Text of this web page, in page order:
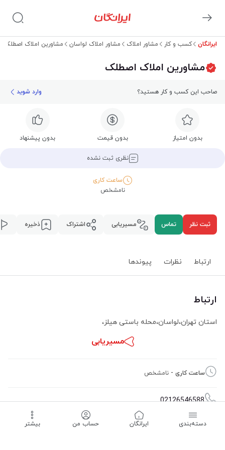
ایرانگان کسب و کار مشاور املاک مشاور املاک لواسان مشاورین املاک اصطلک
مشاورین املاک اصطلک
صاحب این کسب و کار هستید؟ وارد شوید
بدون امتیاز بدون قیمت بدون پیشنهاد
نظری ثبت نشده
ساعت کاری
نامشخص
ثبت نظر تماس مسیریابی اشتراک ذخیره
ارتباط نظرات پیوند‌ها
ارتباط
استان تهران،لواسان،محله باستی هیلز،
مسیریابی
ساعت کاری - نامشخص
02126546588
دسته‌بندی ‌ایرانگان حساب من بیشتر